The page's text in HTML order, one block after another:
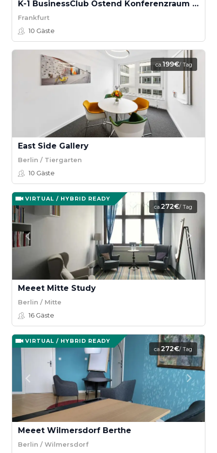
K-1 BusinessClub Ostend Konferenzraum "westside"
Frankfurt
10 Gäste
ca.199€/ Tag
East Side Gallery
Berlin / Tiergarten
10 Gäste
VIRTUAL / HYBRID READY
ca.272€/ Tag
Meeet Mitte Study
Berlin / Mitte
16 Gäste
VIRTUAL / HYBRID READY
ca.272€/ Tag
Meeet Wilmersdorf Berthe
Berlin / Wilmersdorf